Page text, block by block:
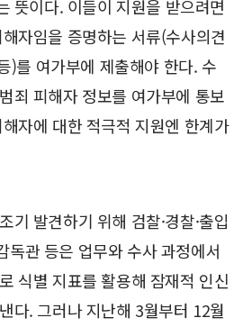
뜻이다. 이들이 지원을 받으려면
자임을 증명하는 서류(수사의견
)를 여가부에 제출해야 한다. 수
죄 피해자 정보를 여가부에 통보
자에 대한 적극적 지원엔 한계가
기 발견하기 위해 검찰·경찰·출입
독관 등은 업무와 수사 과정에서
식별 지표를 활용해 잠재적 인신
다. 그러나 지난해 3월부터 12월